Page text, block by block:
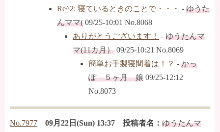
Re^2: 寝ているときのことで・・・ - ゆうた
んママ( 09/25-10:01 No.8068
ありがとうございます！
- ゆうたんマ
マ(11カ月） 09/25-10:21 No.8069
簡単お手製寝間着は！？ - かっ
ぽ ５ヶ月 娘 09/25-12:12
No.8073
No.7977 09月22日(Sun) 13:37 投稿者名： ゆうたんマ